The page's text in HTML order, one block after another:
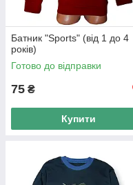
Висока
батники і
колір навіть
Оригінальні
ретельно
для зручності
одягу і для
Батник "Sports" (від 1 до 4
років)
Готово до відправки
75 ₴
Купити